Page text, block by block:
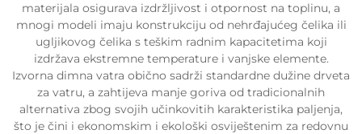
materijala osigurava izdržljivost i otpornost na toplinu, a
mnogi modeli imaju konstrukciju od nehrđajućeg čelika ili
ugljikovog čelika s teškim radnim kapacitetima koji
izdržava ekstremne temperature i vanjske elemente.
Izvorna dimna vatra obično sadrži standardne dužine drveta
za vatru, a zahtijeva manje goriva od tradicionalnih
alternativa zbog svojih učinkovitih karakteristika paljenja,
što je čini i ekonomskim i ekološki osviještenim za redovnu